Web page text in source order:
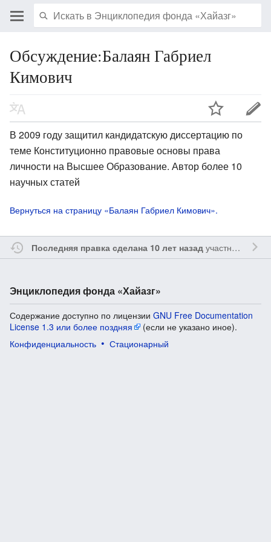
Обсуждение:Балаян Габриел
Кимович
В 2009 году защитил кандидатскую диссертацию по
теме Конституционно правовые основы права
личности на Высшее Образование. Автор более 10
научных статей
Вернуться на страницу «Балаян Габриел Кимович».
Последняя правка сделана 10 лет назадучастником
Энциклопедия фонда «Хайазг»
Содержание доступно по лицензии GNU Free Documentation
License 1.3 или более поздняя
(если не указано иное).
Конфиденциальность
Стационарный